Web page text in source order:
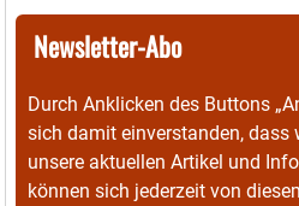
Newsletter-Abo
Durch Anklicken des Buttons
sich damit einverstanden, dass
unsere aktuellen Artikel und
können sich jederzeit von